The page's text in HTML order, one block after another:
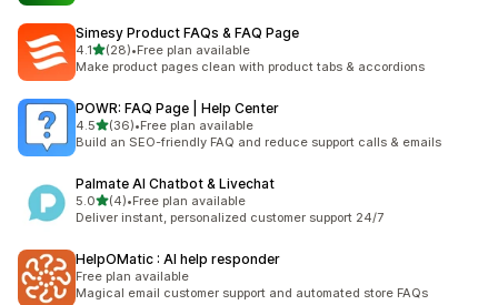
Simesy Product FAQs & FAQ Page
4.15つ星中
(28)
合計レビュー数：28件
•Free plan available
Make product pages clean with product tabs & accordions
POWR: FAQ Page | Help Center
4.55つ星中
(36)
合計レビュー数：36件
•Free plan available
Build an SEO-friendly FAQ and reduce support calls & emails
Palmate AI Chatbot & Livechat
5.05つ星中
(4)
合計レビュー数：4件
•Free plan available
Deliver instant, personalized customer support 24/7
HelpOMatic : AI help responder
Free plan available
Magical email customer support and automated store FAQs